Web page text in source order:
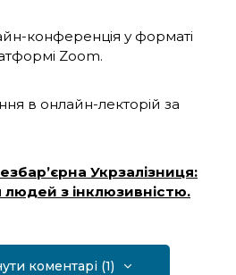
конференція у форматі
Zoom.
в онлайн-лекторій за
Укрзалізниця:
з інклюзивністю.
коментарі (1)